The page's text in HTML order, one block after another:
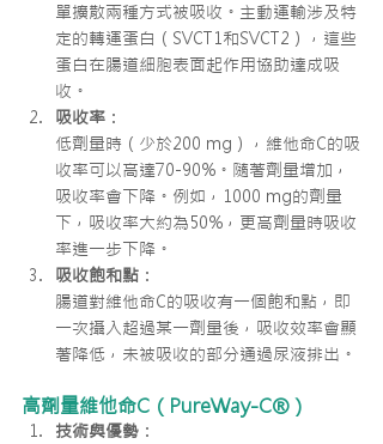
單擴散兩種方式被吸收。主動運輸涉及特
定的轉運蛋白（SVCT1和SVCT2），這些
蛋白在腸道細胞表面起作用協助達成吸
收。
吸收率 ：
低劑量時（少於200 mg），維他命C的吸
收率可以高達70-90%。隨著劑量增加，
吸收率會下降。例如，1000 mg的劑量
下，吸收率大約為50%，更高劑量時吸收
率進一步下降。
吸收飽和點 ：
腸道對維他命C的吸收有一個飽和點，即
一次攝入超過某一劑量後，吸收效率會顯
著降低，未被吸收的部分通過尿液排出。
高劑量維他命C（PureWay-C®）
技術與優勢 ：